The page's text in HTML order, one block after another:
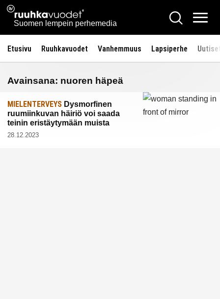
Siirry
sisältöön
Ruuhkavuodet.fi
Suomen lempein perhemedia
Hae
Etusivu Ruuhkavuodet Vanhemmuus Lapsiperhe
Avainsana: nuoren häpeä
MIELENTERVEYS Dysmorfinen
ruumiinkuvan häiriö voi saada
teinin eristäytymään muista
28.12.2023